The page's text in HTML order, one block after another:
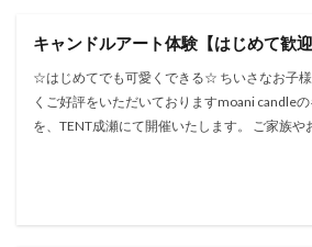
キャンドルアート体験【はじめて歓迎
☆はじめてでも可愛くできる☆ ちいさなお子
くご好評をいただいておりますmoani candle
を、TENT成瀬にて開催いたします。 ご家族